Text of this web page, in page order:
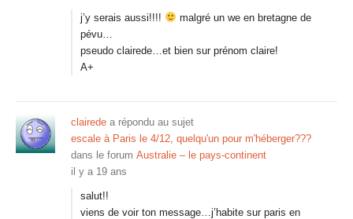
j’y serais aussi!!!!
malgré un we en bretagne de
pévu…
pseudo clairede…et bien sur prénom claire!
A+
clairede a répondu au sujet
escale à Paris le 4/12, quelqu'un pour m'héberger???
dans le forum Australie – le pays-continent
il y a 19 ans
salut!!
viens de voir ton message…j’habite sur paris en